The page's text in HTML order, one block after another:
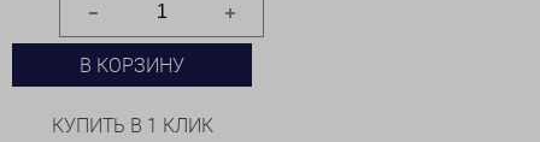
В КОРЗИНУ
КУПИТЬ В 1 КЛИК